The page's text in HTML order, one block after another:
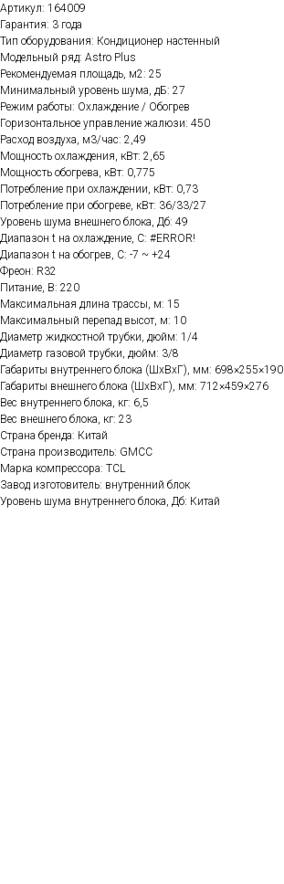
Артикул: 164009
Гарантия: 3 года
Тип оборудования: Кондиционер настенный
Модельный ряд: Astro Plus
Рекомендуемая площадь, м2: 25
Минимальный уровень шума, дБ: 27
Режим работы: Охлаждение / Обогрев
Горизонтальное управление жалюзи: 450
Расход воздуха, м3/час: 2,49
Мощность охлаждения, кВт: 2,65
Мощность обогрева, кВт: 0,775
Потребление при охлаждении, кВт: 0,73
Потребление при обогреве, кВт: 36/33/27
Уровень шума внешнего блока, Дб: 49
Диапазон t на охлаждение, C: #ERROR!
Диапазон t на обогрев, C: -7 ~ +24
Фреон: R32
Питание, В: 220
Максимальная длина трассы, м: 15
Максимальный перепад высот, м: 10
Диаметр жидкостной трубки, дюйм: 1/4
Диаметр газовой трубки, дюйм: 3/8
Габариты внутреннего блока (ШхВхГ), мм: 698×255×190
Габариты внешнего блока (ШхВхГ), мм: 712×459×276
Вес внутреннего блока, кг: 6,5
Вес внешнего блока, кг: 23
Страна бренда: Китай
Страна производитель: GMCC
Марка компрессора: TCL
Завод изготовитель: внутренний блок
Уровень шума внутреннего блока, Дб: Китай